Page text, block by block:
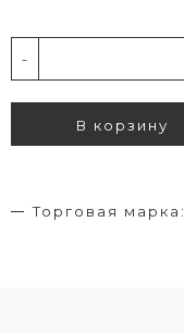
-
В корзину
Торговая марка: